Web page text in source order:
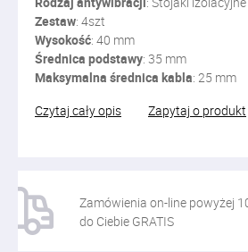
Zestaw: 4szt
Wysokość: 40 mm
Średnica podstawy: 35 mm
Maksymalna średnica kabla: 25 mm
Czytaj cały opis
Zapytaj o produkt
Zamówienia on-line powyżej
do Ciebie GRATIS